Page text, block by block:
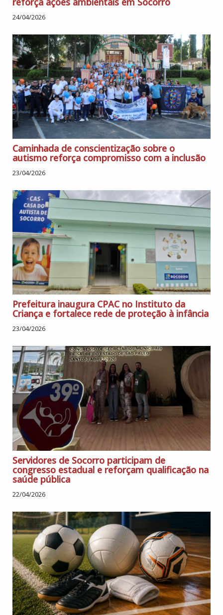
24/04/2026
Caminhada de conscientização sobre o
autismo reforça compromisso com a inclusão
23/04/2026
Prefeitura inaugura CPAC no Instituto da
Criança e fortalece rede de proteção à infância
23/04/2026
Servidores de Socorro participam de
congresso estadual e reforçam qualificação na
saúde pública
22/04/2026